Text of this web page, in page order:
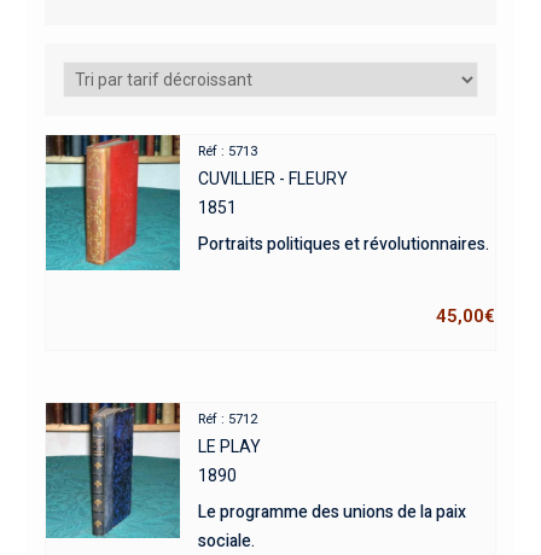
Réf : 5713
CUVILLIER - FLEURY
1851
Portraits politiques et révolutionnaires.
45,00€
Réf : 5712
LE PLAY
1890
Le programme des unions de la paix
sociale.